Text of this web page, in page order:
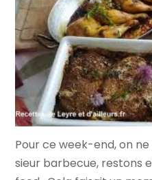
Pour ce week-end, on
sieur barbecue, restons